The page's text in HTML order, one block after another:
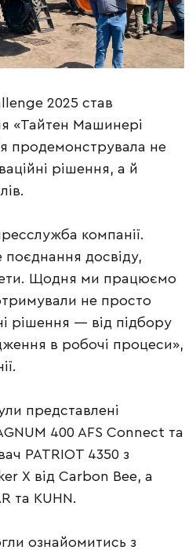
2025 став
«Тайтен Машинері
продемонструвала не
рішення, а й
компанії.
досвіду,
мети. Щодня ми працюємо
не просто
рішення — від підбору
в робочі процеси»,
представлені
400 AFS Connect та
PATRIOT 4350 з
X від Carbon Bee, а
та KUHN.
ознайомитись з